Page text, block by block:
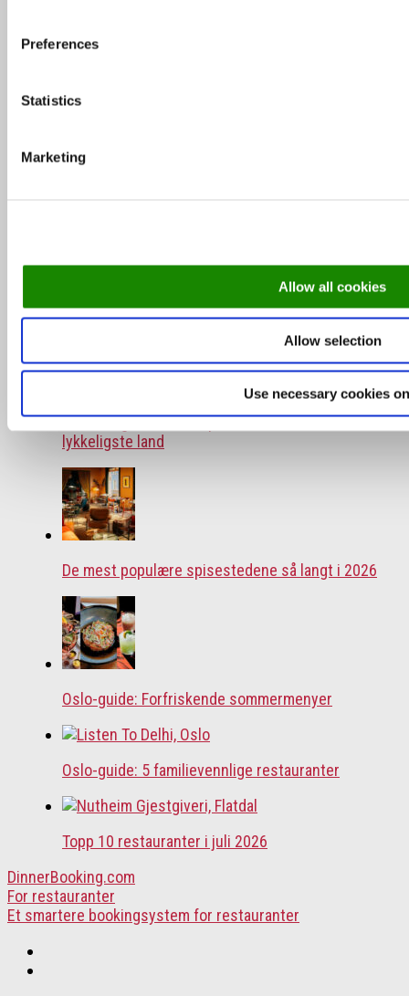
Preferences
Statistics
Marketing
Allow all cookies
Allow selection
Use necessary cookies
Oslo-guide: 5 familievennlige restauranter
Oslo-guide: Forfriskende sommermenyer
De mest populære spisestedene så langt i 2026
Helsinki-guiden: Her spiser du i verdens
lykkeligste land
De mest populære spisestedene så langt i 2026
Oslo-guide: Forfriskende sommermenyer
Oslo-guide: 5 familievennlige restauranter
Topp 10 restauranter i juli 2026
DinnerBooking.com
For restauranter
Et smartere bookingsystem for restauranter